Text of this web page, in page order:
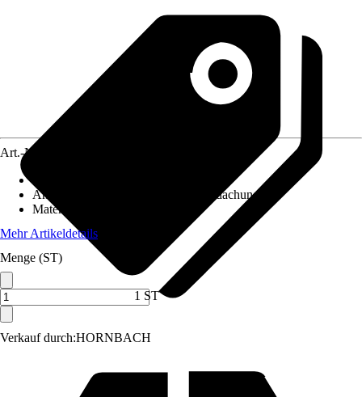
Verkauf durch:HORNBACH
Art.-Nr.
Anwendungsbereich
Terrassenüberdachung
Material
Mehr Artikeldetails
Menge (ST)
1 ST